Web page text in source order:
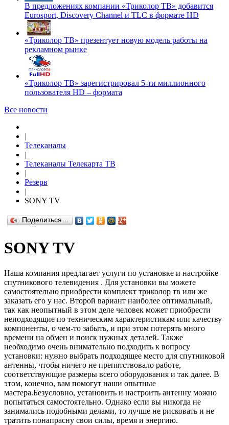
В предложениях компании «Триколор ТВ» добавится
Eurosport, Discovery Channel и TLC в формате HD
«Триколор ТВ» презентует новую модель работы на
рекламном рынке
«Триколор ТВ» зарегистрировал 5-ти миллионного
пользователя HD – формата
Все новости
|
Телеканалы
|
Телеканалы Телекарта ТВ
|
Резерв
|
SONY TV
Поделиться…
SONY TV
Наша компания предлагает услуги по установке и настройке
спутникового телевидения . Для установки вы можете
самостоятельно приобрести комплект триколор тв или же
заказать его у нас. Второй вариант наиболее оптимальный,
так как неопытный в этом деле человек может приобрести
неподходящие по техническим характеристикам или качеству
компоненты, о чем-то забыть, и при этом потерять много
времени на обмен и поиск нужных деталей. Также
необходимо очень внимательно подходить к вопросу
установки: нужно выбрать подходящее место для спутниковой
антенны, чтобы ничего не препятствовало работе,
соответствующие размеры всего оборудования и так далее. В
этом, конечно, вам помогут наши опытные
мастера.Безусловно, установить и настроить антенну можно
попытаться самостоятельно. Однако если вы никогда не
занимались подобными делами, то лучше не рисковать и не
тратить понапрасну свои силы, время и энергию.